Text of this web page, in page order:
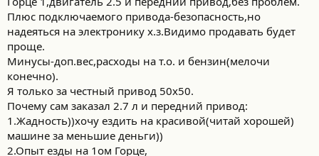
Плюс подключаемого привода-безопасность,но
надеяться на электронику х.з.Видимо продавать будет
проще.
Минусы-доп.вес,расходы на т.о. и бензин(мелочи
конечно).
Я только за честный привод 50х50.
Почему сам заказал 2.7 л и передний привод:
1.Жадность))хочу ездить на красивой(читай хорошей)
машине за меньшие деньги))
2.Опыт езды на 1ом Горце,